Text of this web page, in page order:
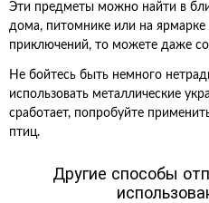
Эти предметы можно найти в
дома, питомнике или на
приключений, то можете даже
Не бойтесь быть немного
использовать металлические
сработает, попробуйте
птиц.
Другие способы